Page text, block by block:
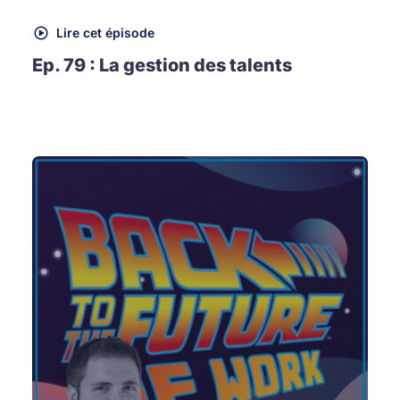
Lire cet épisode
Ep. 79 : La gestion des talents